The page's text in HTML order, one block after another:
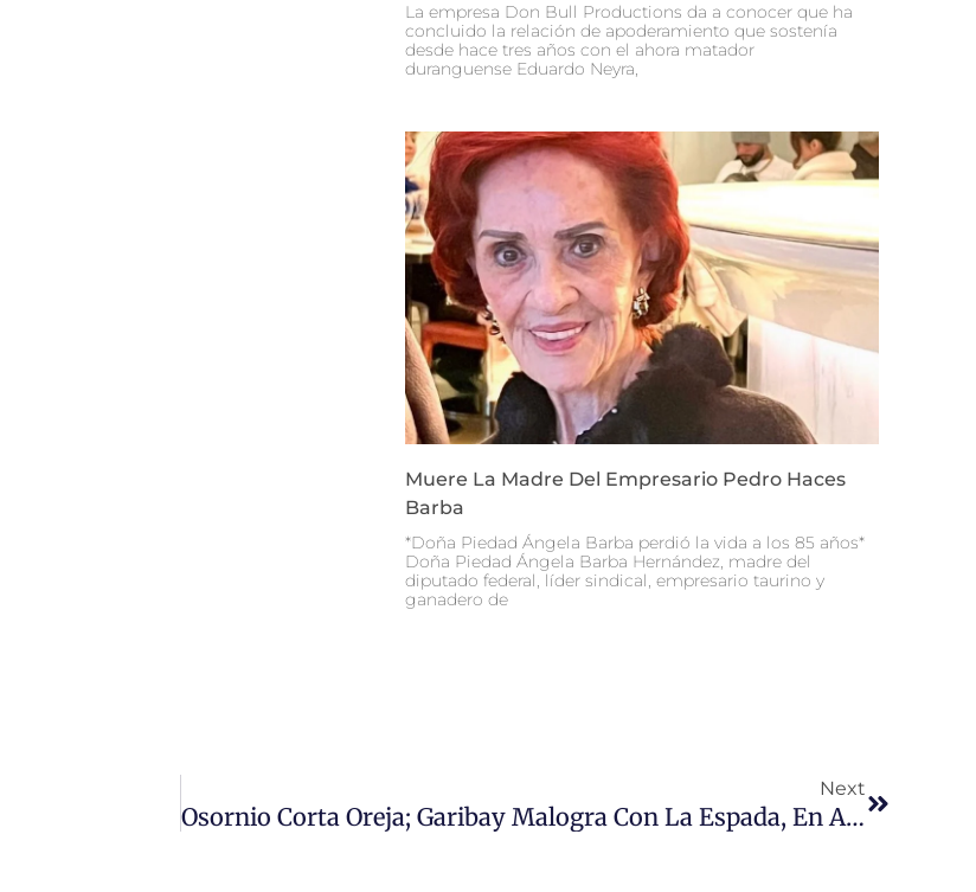
La empresa Don Bull Productions da a conocer que ha
concluido la relación de apoderamiento que sostenía
desde hace tres años con el ahora matador
duranguense Eduardo Neyra,
Muere La Madre Del Empresario Pedro Haces
Barba
*Doña Piedad Ángela Barba perdió la vida a los 85 años*
Doña Piedad Ángela Barba Hernández, madre del
diputado federal, líder sindical, empresario taurino y
ganadero de
Next
Osornio Corta Oreja; Garibay Malogra Con La Espada, En Arroyo